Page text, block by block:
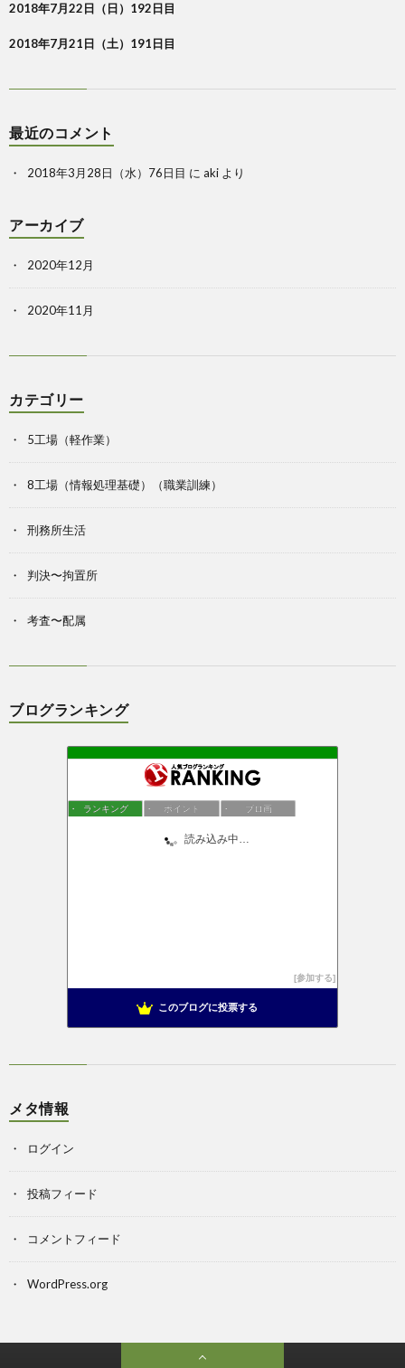
2018年7月22日（日）192日目
2018年7月21日（土）191日目
最近のコメント
2018年3月28日（水）76日目 に aki より
アーカイブ
2020年12月
2020年11月
カテゴリー
5工場（軽作業）
8工場（情報処理基礎）（職業訓練）
刑務所生活
判決〜拘置所
考査〜配属
ブログランキング
ランキング ポイント ブロ画
読み込み中…
参加する
このブログに投票する
メタ情報
ログイン
投稿フィード
コメントフィード
WordPress.org